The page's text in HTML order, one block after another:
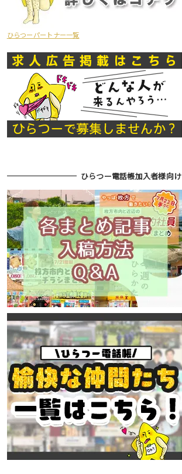
ひらつーパートナー一覧
ひらつー電話帳加入者様向け